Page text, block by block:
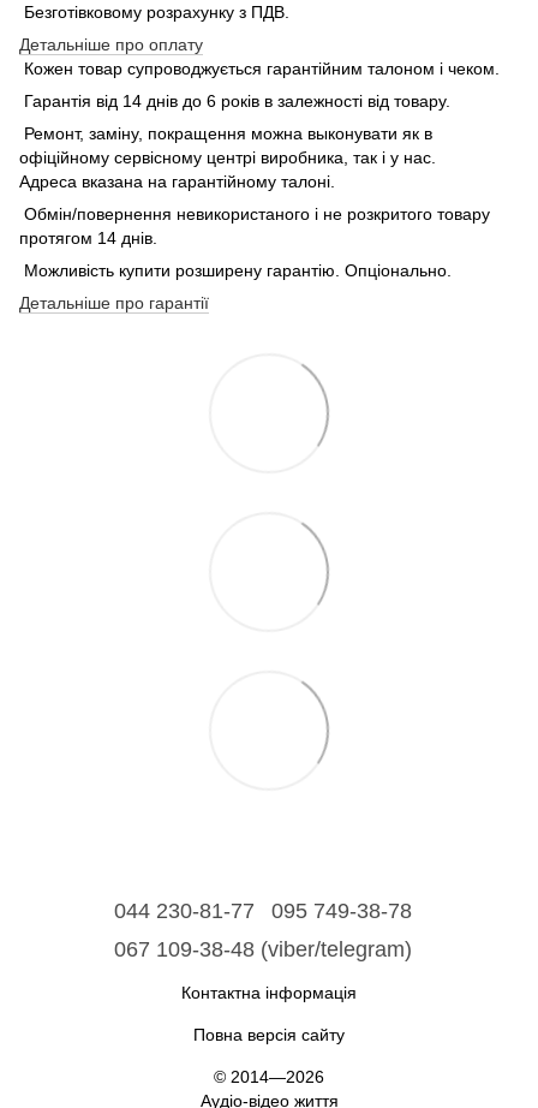
Безготівковому розрахунку з ПДВ.
Детальніше про оплату
Кожен товар супроводжується гарантійним талоном і чеком.
Гарантія від 14 днів до 6 років в залежності від товару.
Ремонт, заміну, покращення можна выконувати як в
офіційному сервісному центрі виробника, так і у нас.
Адреса вказана на гарантійному талоні.
Обмін/повернення невикористаного і не розкритого товару
протягом 14 днів.
Можливість купити розширену гарантію. Опціонально.
Детальніше про гарантії
044 230-81-77
095 749-38-78
067 109-38-48 (viber/telegram)
Контактна інформація
Повна версія сайту
© 2014—2026
Аудіо-відео життя